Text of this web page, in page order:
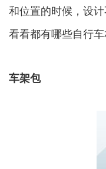
和位置的时候，设
看看都有哪些自行车
车架包